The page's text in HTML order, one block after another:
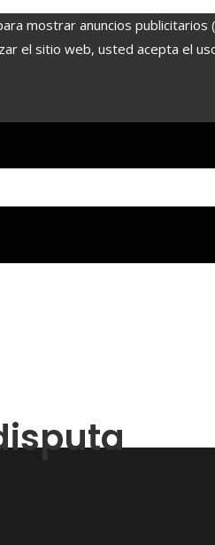
mostrar anuncios
el sitio web, usted acepta el